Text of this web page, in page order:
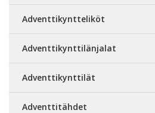
Adventtikyntteliköt
Adventtikynttilänjalat
Adventtikynttilät
Adventtitähdet